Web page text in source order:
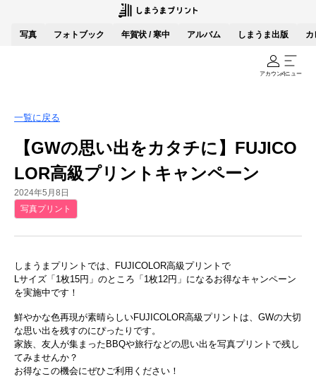
写真 フォトブック 年賀状 / 寒中 アルバム しまうま出版 カ
アカウントメニュー
一覧に戻る
【GWの思い出をカタチに】FUJICO
LOR高級プリントキャンペーン
2024年5月8日
写真プリント
しまうまプリントでは、FUJICOLOR高級プリントで
Lサイズ「1枚15円」のところ「1枚12円」になるお得なキャンペーン
を実施中です！
鮮やかな色再現が素晴らしいFUJICOLOR高級プリントは、GWの大切
な思い出を残すのにぴったりです。
家族、友人が集まったBBQや旅行などの思い出を写真プリントで残し
てみませんか？
お得なこの機会にぜひご利用ください！